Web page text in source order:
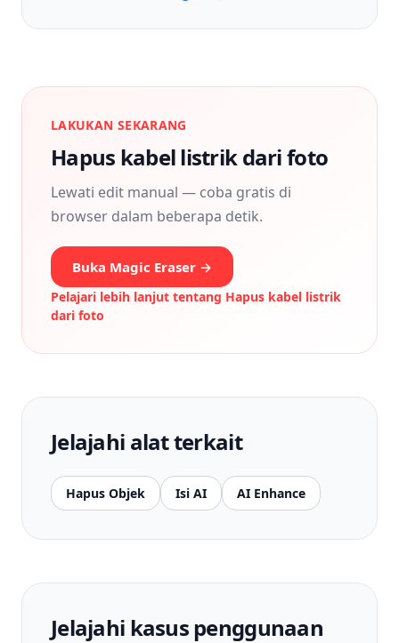
LAKUKAN SEKARANG
Hapus kabel listrik dari foto
Lewati edit manual — coba gratis di
browser dalam beberapa detik.
Buka Magic Eraser →
Pelajari lebih lanjut tentang Hapus kabel listrik
dari foto
Jelajahi alat terkait
Hapus Objek Isi AI AI Enhance
Jelajahi kasus penggunaan